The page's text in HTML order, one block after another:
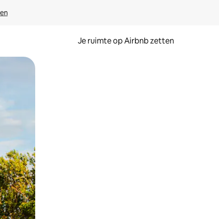
Je ruimte op Airbnb zetten
of swipen.